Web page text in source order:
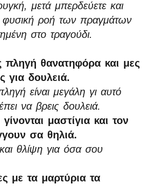
μετά μπερδεύετε και
φυσική ροή των πραγμάτων
στο τραγούδι.
πληγή θανατηφόρα και μες
για δουλειά.
είναι μεγάλη γι αυτό
να βρεις δουλειά.
μαστίγια και τον
σα θηλιά.
θλίψη για όσα σου
με τα μαρτύρια τα